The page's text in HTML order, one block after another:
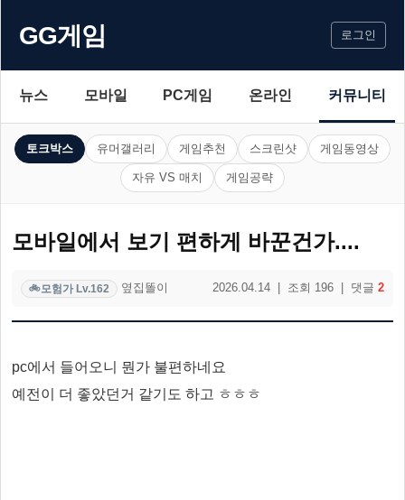
GG게임 로그인
뉴스 모바일 PC게임 온라인 커뮤니티
토크박스 유머갤러리 게임추천 스크린샷 게임동영상
자유 VS 매치 게임공략
모바일에서 보기 편하게 바꾼건가....
🚲모험가 Lv.162 옆집똘이 2026.04.14 | 조회 196 | 댓글 2
pc에서 들어오니 뭔가 불편하네요
예전이 더 좋았던거 같기도 하고 ㅎㅎㅎ